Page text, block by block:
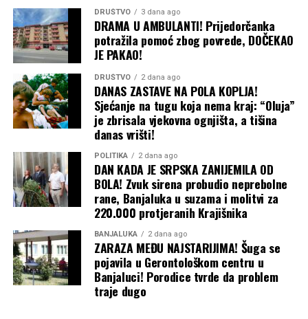
DRUŠTVO 3 dana ago
DRAMA U AMBULANTI! Prijedorčanka
potražila pomoć zbog povrede, DOČEKAO
JE PAKAO!
DRUŠTVO 2 dana ago
DANAS ZASTAVE NA POLA KOPLJA!
Sjećanje na tugu koja nema kraj: “Oluja”
je zbrisala vjekovna ognjišta, a tišina
danas vrišti!
POLITIKA 2 dana ago
DAN KADA JE SRPSKA ZANIJEMILA OD
BOLA! Zvuk sirena probudio neprebolne
rane, Banjaluka u suzama i molitvi za
220.000 protjeranih Krajišnika
BANJALUKA 2 dana ago
ZARAZA MEĐU NAJSTARIJIMA! Šuga se
pojavila u Gerontološkom centru u
Banjaluci! Porodice tvrde da problem
traje dugo